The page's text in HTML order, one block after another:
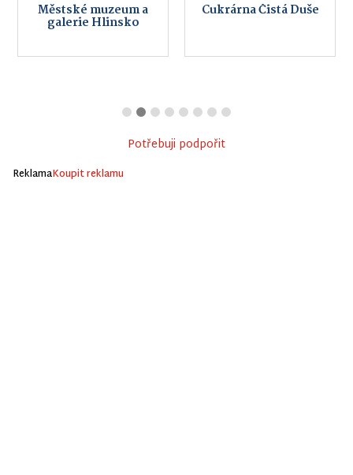
Městské muzeum a
galerie Hlinsko
Cukrárna Čistá Duše
Potřebuji podpořit
ReklamaKoupit reklamu